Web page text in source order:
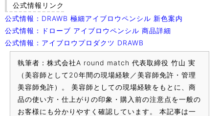
公式情報リンク
公式情報：DRAWB 極細アイブロウペンシル 新色案内
公式情報：ドローブ アイブロウペンシル 商品詳細
公式情報：アイブロウプロダクツ DRAWB
執筆者：株式会社A round match 代表取締役 竹山 実
（美容師として20年間の現場経験／美容師免許・管理
美容師免許）。 美容師としての現場経験をもとに、商
品の使い方・仕上がりの印象・購入前の注意点を一般の
お客様にも分かりやすく確認しています。 本記事は一